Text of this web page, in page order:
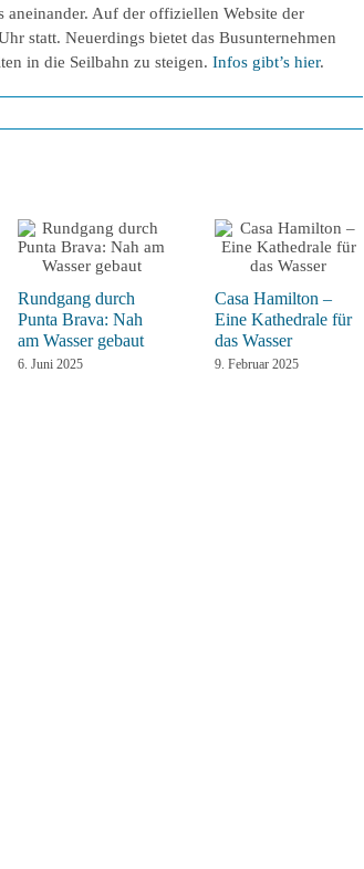
Auf der offiziellen Website der
statt. Neuerdings bietet das Busunternehmen
in die Seilbahn zu steigen. Infos gibt’s hier.
Rundgang durch
Punta Brava: Nah
am Wasser gebaut
6. Juni 2025
Casa Hamilton –
Eine Kathedrale für
das Wasser
9. Februar 2025